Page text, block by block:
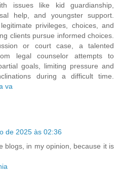
issues like kid guardianship,
help, and youngster support.
privileges, choices, and
clients pursue informed choices.
or court case, a talented
legal counselor attempts to
goals, limiting pressure and
during a difficult time.
va
de 2025 às 02:36
blogs, in my opinion, because it is